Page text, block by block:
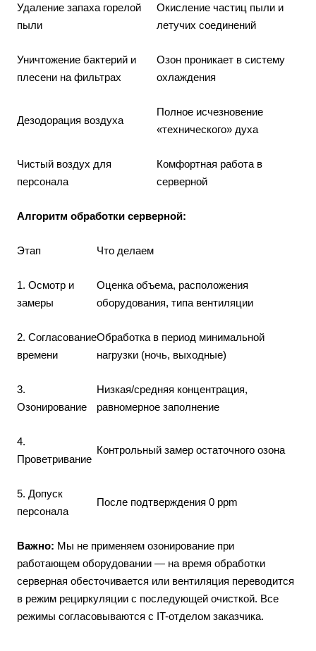
Удаление запаха горелой
пыли
Окисление частиц пыли и
летучих соединений
Уничтожение бактерий и
плесени на фильтрах
Озон проникает в систему
охлаждения
Дезодорация воздуха
Полное исчезновение
«технического» духа
Чистый воздух для
персонала
Комфортная работа в
серверной
Алгоритм обработки серверной:
Этап Что делаем
1. Осмотр и
замеры
Оценка объема, расположения
оборудования, типа вентиляции
2. Согласование
времени
Обработка в период минимальной
нагрузки (ночь, выходные)
3.
Озонирование
Низкая/средняя концентрация,
равномерное заполнение
4.
Проветривание
Контрольный замер остаточного озона
5. Допуск
персонала
После подтверждения 0 ppm
Важно: Мы не применяем озонирование при
работающем оборудовании — на время обработки
серверная обесточивается или вентиляция переводится
в режим рециркуляции с последующей очисткой. Все
режимы согласовываются с IT-отделом заказчика.